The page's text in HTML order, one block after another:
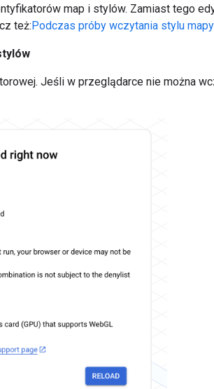
map i stylów. Zamiast tego
też:Podczas próby wczytania stylu
Jeśli w przeglądarce nie można